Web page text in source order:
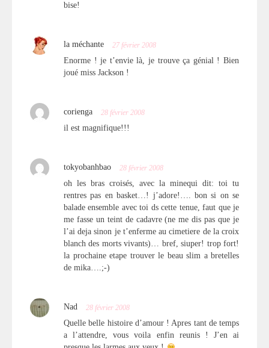
bise!
la méchante 27 février 2008
Enorme ! je t’envie là, je trouve ça génial ! Bien
joué miss Jackson !
corienga 28 février 2008
il est magnifique!!!
tokyobanhbao 28 février 2008
oh les bras croisés, avec la minequi dit: toi tu
rentres pas en basket…! j’adore!…. bon si on se
balade ensemble avec toi ds cette tenue, faut que je
me fasse un teint de cadavre (ne me dis pas que je
l’ai deja sinon je t’enferme au cimetiere de la croix
blanch des morts vivants)… bref, siuper! trop fort!
la prochaine etape trouver le beau slim a bretelles
de mika….;-)
Nad 28 février 2008
Quelle belle histoire d’amour ! Apres tant de temps
a l’attendre, vous voila enfin reunis ! J’en ai